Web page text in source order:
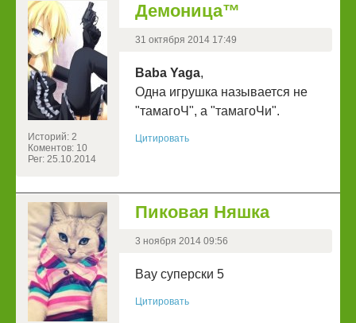
Историй: 2
Коментов: 10
Рег: 25.10.2014
Демоница™
31 октября 2014 17:49
Baba Yaga,
Одна игрушка называется не
"тамагоЧ", а "тамагоЧи".
Цитировать
Пиковая Няшка
3 ноября 2014 09:56
Вау суперски 5
Цитировать